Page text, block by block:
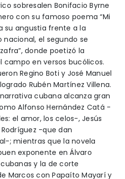
sobresalen Bonifacio Byrne
con su famoso poema “Mi
su angustia frente a la
el segundo se
donde poetizó la
campo en versos bucólicos.
Regino Boti y José Manuel
Rubén Martínez Villena.
narrativa cubana alcanza gran
Alfonso Hernández Catá -
el amor, los celos-, Jesús
-que dan
; mientras que la novela
exponente en Álvaro
y la de corte
Marcos con Papaíto Mayarí y